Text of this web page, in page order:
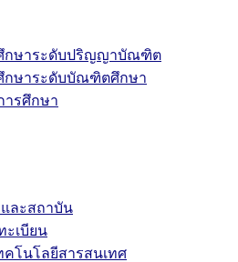
กษาระดับปริญญาบัณฑิต
กษาระดับบัณฑิตศึกษา
ารศึกษา
ละสถาบัน
ะเบียน
คโนโลยีสารสนเทศ